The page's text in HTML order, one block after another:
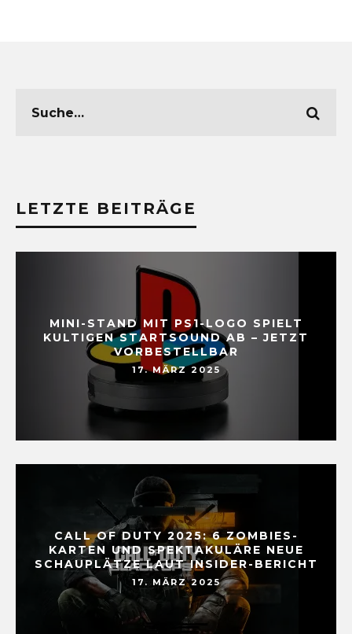
LETZTE BEITRÄGE
MINI-STAND MIT PS1-LOGO SPIELT
KULTIGEN STARTSOUND AB – JETZT
VORBESTELLBAR
17. MÄRZ 2025
CALL OF DUTY 2025: 6 ZOMBIES-
KARTEN UND SPEKTAKULÄRE NEUE
SCHAUPLÄTZE LAUT INSIDER-BERICHT
17. MÄRZ 2025